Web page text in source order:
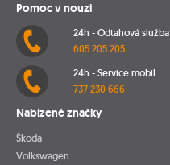
Pomoc v nouzi
24h - Odtahová služba
605 205 205
24h - Service mobil
737 230 666
Nabízené značky
Škoda
Volkswagen